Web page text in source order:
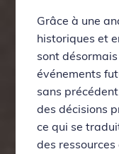
Grâce à une
historiques et
sont
événements
sans
des décisions
ce qui se
des